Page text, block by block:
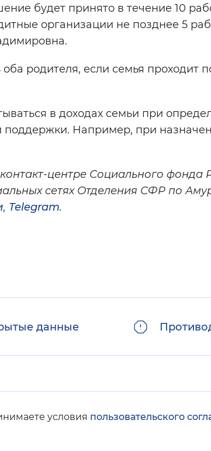
будет принято в течение 10
организации не позднее 5
родителя, если семья проходит
в доходах семьи при
Например, при
центре Социального фонда
сетях Отделения СФР по
, Telegram.
условия пользовательского
данные